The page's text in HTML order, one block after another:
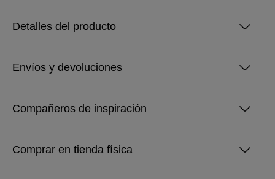
Detalles del producto
Envíos y devoluciones
Compañeros de inspiración
Comprar en tienda física